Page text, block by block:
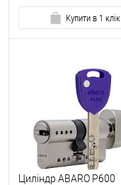
Купити в 1 клік
Циліндр ABARO P600